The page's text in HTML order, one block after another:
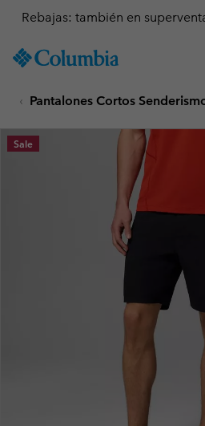
TO
SKIP
MAIN
NAV
Rebajas: también en
Pantalones Cortos
Sale